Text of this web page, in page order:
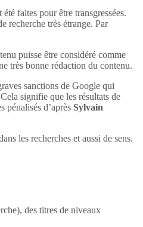
faites pour être transgressées.
recherche très étrange. Par
puisse être considéré comme
très bonne rédaction du contenu.
sanctions de Google qui
signifie que les résultats de
pénalisés d’après Sylvain
les recherches et aussi de sens.
des titres de niveaux